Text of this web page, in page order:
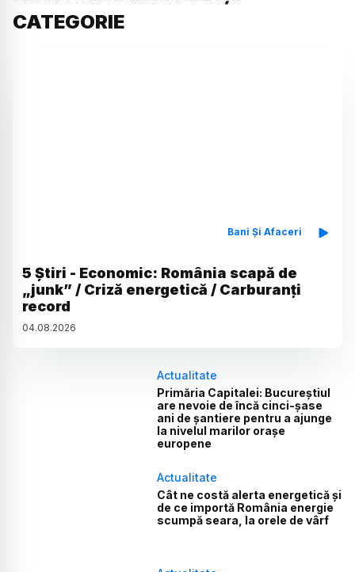
CATEGORIE
Bani Și Afaceri
5 Știri - Economic: România scapă de
„junk” / Criză energetică / Carburanți
record
04.08.2026
Actualitate
Primăria Capitalei: Bucureștiul
are nevoie de încă cinci-șase
ani de șantiere pentru a ajunge
la nivelul marilor orașe
europene
Actualitate
Cât ne costă alerta energetică și
de ce importă România energie
scumpă seara, la orele de vârf